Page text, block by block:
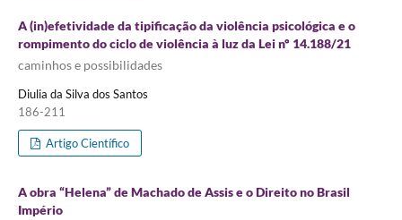
A (in)efetividade da tipificação da violência psicológica e o
rompimento do ciclo de violência à luz da Lei nº 14.188/21
caminhos e possibilidades
Diulia da Silva dos Santos
186-211
Artigo Científico
A obra “Helena” de Machado de Assis e o Direito no Brasil
Império